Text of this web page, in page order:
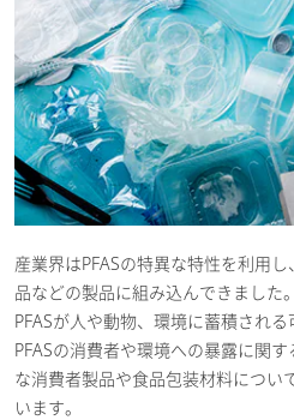
産業界はPFASの特異な特性を利用
品などの製品に組み込んできました
PFASが人や動物、環境に蓄積される
PFASの消費者や環境への暴露に関
な消費者製品や食品包装材料につい
います。